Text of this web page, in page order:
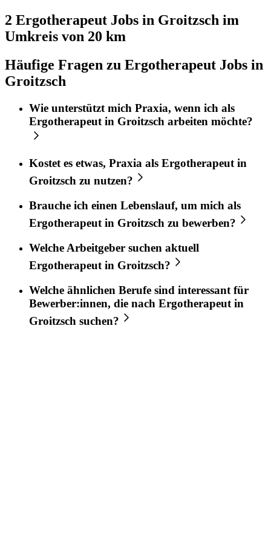
2 Ergotherapeut Jobs in Groitzsch im
Umkreis von 20 km
Häufige Fragen zu Ergotherapeut Jobs in
Groitzsch
Wie unterstützt mich Praxia, wenn ich als
Ergotherapeut in Groitzsch arbeiten möchte?
Kostet es etwas, Praxia als Ergotherapeutin
Groitzsch zu nutzen?
Brauche ich einen Lebenslauf, um mich als
Ergotherapeut in Groitzsch zu bewerben?
Welche Arbeitgeber suchen aktuell
Ergotherapeut in Groitzsch?
Welche ähnlichen Berufe sind interessant für
Bewerber:innen, die nach Ergotherapeut in
Groitzsch suchen?